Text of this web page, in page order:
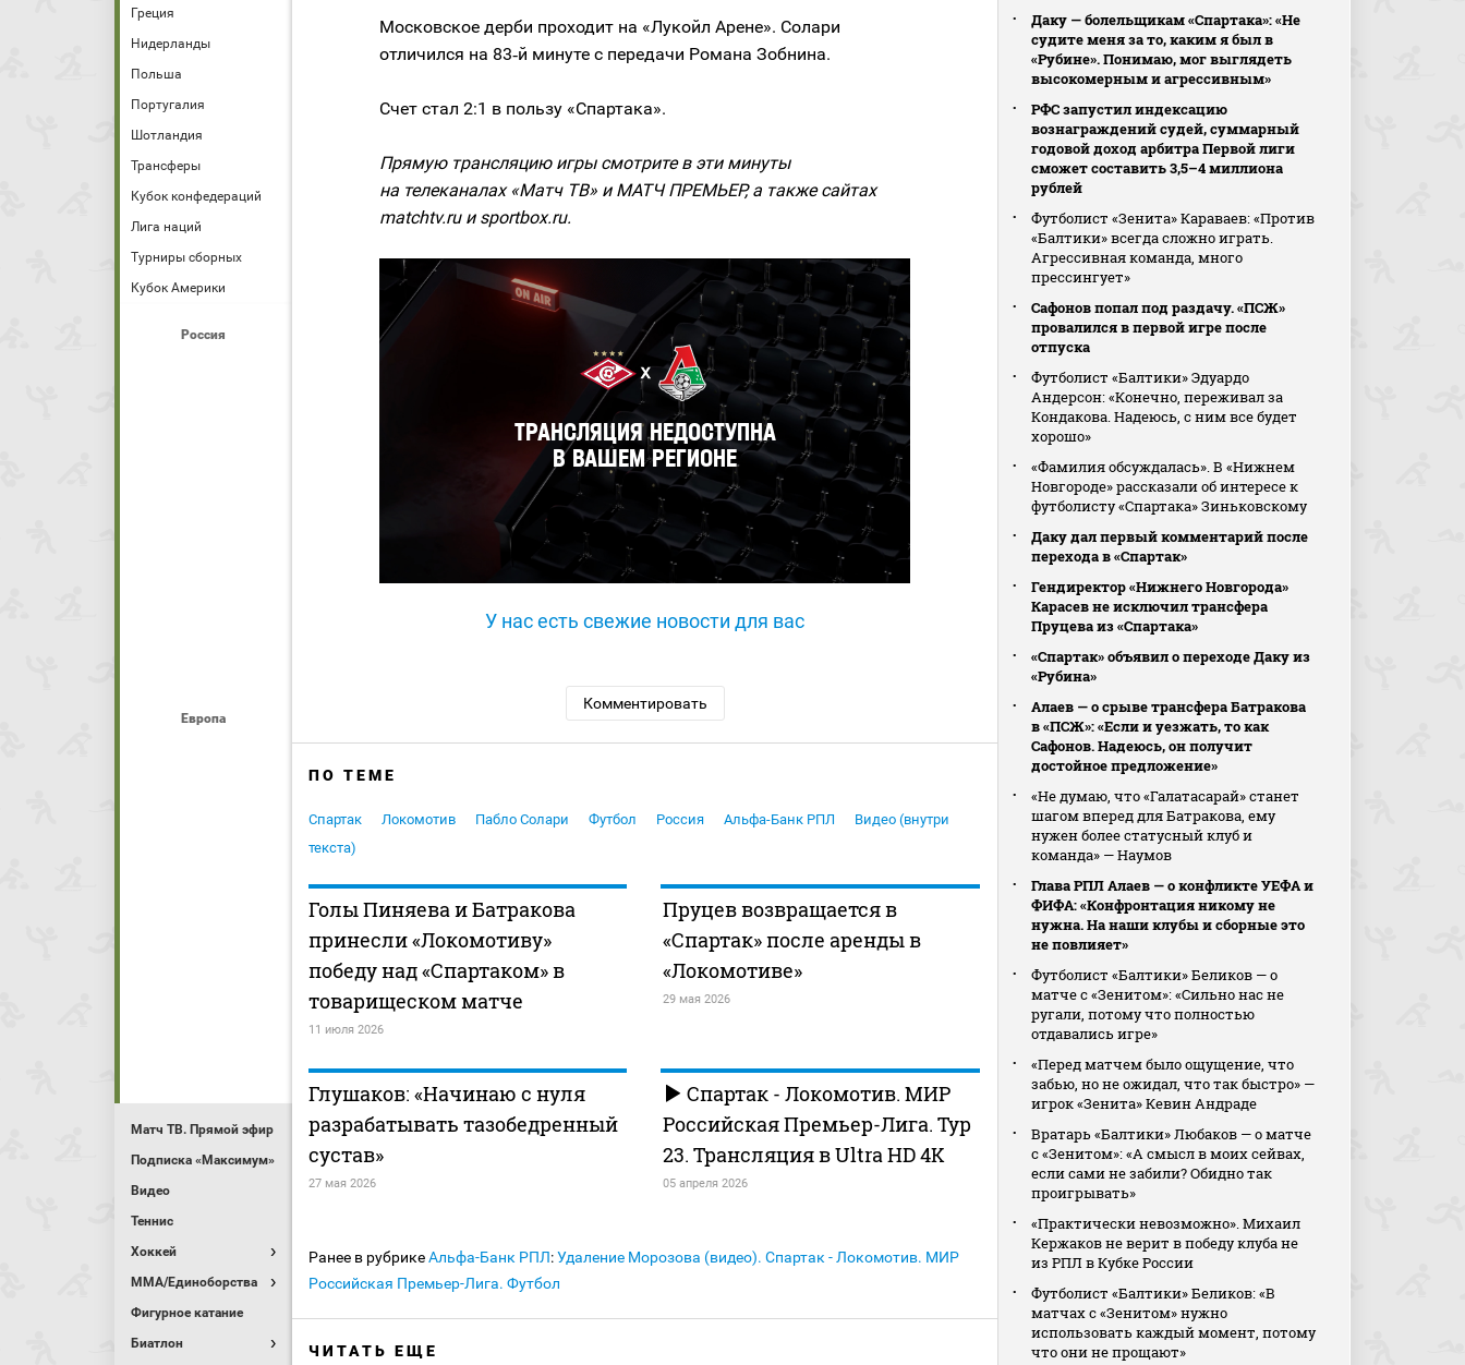
Греция
Нидерланды
Польша
Португалия
Шотландия
Трансферы
Кубок конфедераций
Лига наций
Турниры сборных
Кубок Америки
Россия
Европа
Матч ТВ. Прямой эфир
Подписка «Максимум»
Видео
Теннис
Хоккей
MMA/Единоборства
Фигурное катание
Биатлон
Московское дерби проходит на «Лукойл Арене». Солари
отличился на 83‑й минуте с передачи Романа Зобнина.
Счет стал 2:1 в пользу «Спартака».
Прямую трансляцию игры смотрите в эти минуты
на телеканалах «Матч ТВ» и МАТЧ ПРЕМЬЕР, а также сайтах
matchtv.ru и sportbox.ru.
У нас есть свежие новости для вас
Комментировать
ПО ТЕМЕ
Спартак Локомотив Пабло Солари Футбол Россия Альфа-Банк РПЛ
Видео (внутри
текста)
Голы Пиняева и Батракова
принесли «Локомотиву»
победу над «Спартаком» в
товарищеском матче
11 июля 2026
Пруцев возвращается в
«Спартак» после аренды в
«Локомотиве»
29 мая 2026
Глушаков: «Начинаю с нуля
разрабатывать тазобедренный
сустав»
27 мая 2026
Спартак - Локомотив. МИР
Российская Премьер-Лига. Тур
23. Трансляция в Ultra HD 4K
05 апреля 2026
Ранее в рубрикеАльфа-Банк РПЛ:Удаление Морозова (видео). Спартак - Локомотив. МИР
Российская Премьер-Лига. Футбол
ЧИТАТЬ ЕЩЕ
Даку — болельщикам «Спартака»: «Не
судите меня за то, каким я был в
«Рубине». Понимаю, мог выглядеть
высокомерным и агрессивным»
РФС запустил индексацию
вознаграждений судей, суммарный
годовой доход арбитра Первой лиги
сможет составить 3,5–4 миллиона
рублей
Футболист «Зенита» Караваев: «Против
«Балтики» всегда сложно играть.
Агрессивная команда, много
прессингует»
Сафонов попал под раздачу. «ПСЖ»
провалился в первой игре после
отпуска
Футболист «Балтики» Эдуардо
Андерсон: «Конечно, переживал за
Кондакова. Надеюсь, с ним все будет
хорошо»
«Фамилия обсуждалась». В «Нижнем
Новгороде» рассказали об интересе к
футболисту «Спартака» Зиньковскому
Даку дал первый комментарий после
перехода в «Спартак»
Гендиректор «Нижнего Новгорода»
Карасев не исключил трансфера
Пруцева из «Спартака»
«Спартак» объявил о переходе Даку из
«Рубина»
Алаев — о срыве трансфера Батракова
в «ПСЖ»: «Если и уезжать, то как
Сафонов. Надеюсь, он получит
достойное предложение»
«Не думаю, что «Галатасарай» станет
шагом вперед для Батракова, ему
нужен более статусный клуб и
команда» — Наумов
Глава РПЛ Алаев — о конфликте УЕФА и
ФИФА: «Конфронтация никому не
нужна. На наши клубы и сборные это
не повлияет»
Футболист «Балтики» Беликов — о
матче с «Зенитом»: «Сильно нас не
ругали, потому что полностью
отдавались игре»
«Перед матчем было ощущение, что
забью, но не ожидал, что так быстро» —
игрок «Зенита» Кевин Андраде
Вратарь «Балтики» Любаков — о матче
с «Зенитом»: «А смысл в моих сейвах,
если сами не забили? Обидно так
проигрывать»
«Практически невозможно». Михаил
Кержаков не верит в победу клуба не
из РПЛ в Кубке России
Футболист «Балтики» Беликов: «В
матчах с «Зенитом» нужно
использовать каждый момент, потому
что они не прощают»